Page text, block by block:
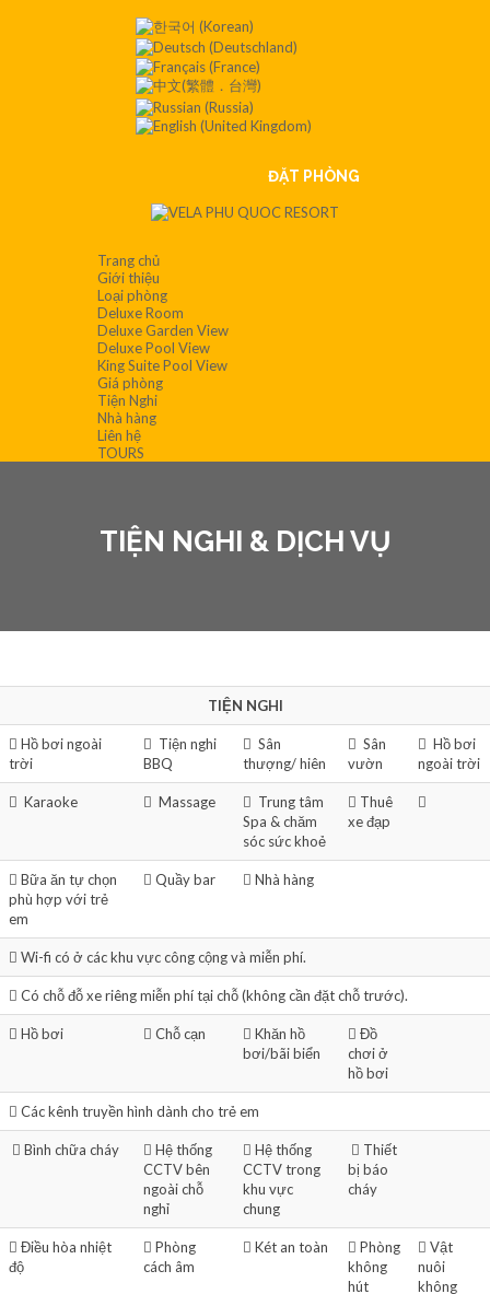
ĐẶT PHÒNG
Trang chủ
Giới thiệu
Loại phòng
Deluxe Room
Deluxe Garden View
Deluxe Pool View
King Suite Pool View
Giá phòng
Tiện Nghi
Nhà hàng
Liên hệ
TOURS
TIỆN NGHI & DỊCH VỤ
TIỆN NGHI
Hồ bơi ngoài
trời
Tiện nghi
BBQ
Sân
thượng/ hiên
Sân
vườn
Hồ bơi
ngoài trời
Karaoke Massage
Trung tâm
Spa & chăm
sóc sức khoẻ
Thuê
xe đạp
Bữa ăn tự chọn
phù hợp với trẻ
em
Quầy bar Nhà hàng
Wi-fi có ở các khu vực công cộng và miễn phí.
Có chỗ đỗ xe riêng miễn phí tại chỗ (không cần đặt chỗ trước).
Hồ bơi Chỗ cạn
Khăn hồ
bơi/bãi biển
Đồ
chơi ở
hồ bơi
Các kênh truyền hình dành cho trẻ em
Bình chữa cháy
Hệ thống
CCTV bên
ngoài chỗ
nghỉ
Hệ thống
CCTV trong
khu vực
chung
Thiết
bị báo
cháy
Điều hòa nhiệt
độ
Phòng
cách âm
Két an toàn
Phòng
không
hút
Vật
nuôi
không